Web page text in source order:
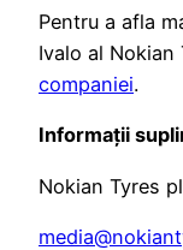
Pentru a afla
Ivalo al Nokian
companiei.
Informații
Nokian Tyres